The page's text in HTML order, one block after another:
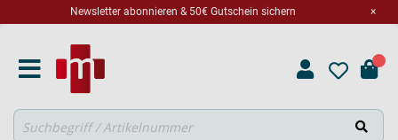
×
Newsletter abonnieren & 50€ Gutschein sichern
Suche